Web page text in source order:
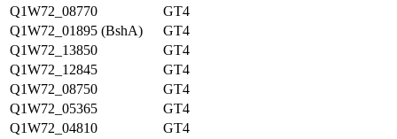
Q1W72_08770
GT4
Q1W72_01895 (BshA)
GT4
Q1W72_13850
GT4
Q1W72_12845
GT4
Q1W72_08750
GT4
Q1W72_05365
GT4
Q1W72_04810
GT4